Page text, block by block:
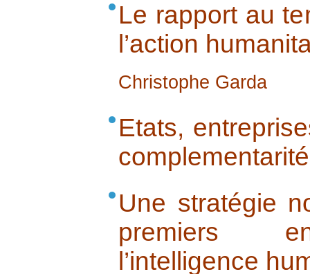
Le rapport au
l’action
Christophe Garda
Etats,
Une stratégie
premiers
l’intelligence